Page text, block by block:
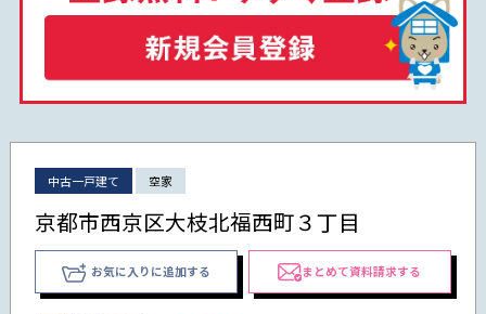
中古一戸建て 空家
京都市西京区大枝北福西町３丁目
お気に入りに追加する まとめて資料請求する